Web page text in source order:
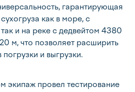
гарантирующая
как в море, с
и на реке с дедвейтом 4380
м, что позволяет расширить
и выгрузки.
экипаж провел тестирование